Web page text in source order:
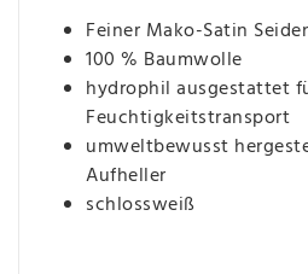
Feiner Mako-Satin
100 % Baumwolle
hydrophil ausgestattet
Feuchtigkeitstransport
umweltbewusst
Aufheller
schlossweiß